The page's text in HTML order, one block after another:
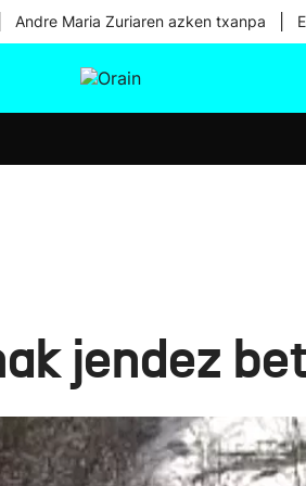
Andre Maria Zuriaren azken txanpa
jendez